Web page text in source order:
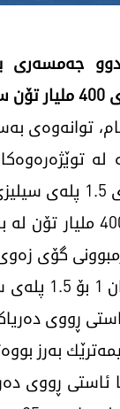
كریس ستۆكس گوتی:
گۆی
ده‌دا،
ڕووی
به‌رز